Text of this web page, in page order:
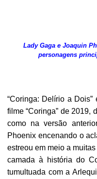
Lady Gaga e Joaquin
personagens
“Coringa: Delírio a
filme “Coringa” de 2019,
como na versão
Phoenix encenando o
estreou em meio a
camada à história do
tumultuada com a